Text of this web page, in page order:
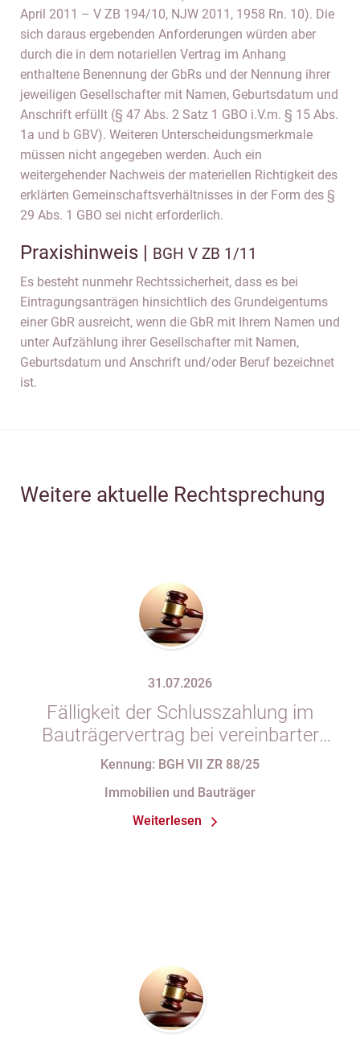
April 2011 – V ZB 194/10, NJW 2011, 1958 Rn. 10). Die
sich daraus ergebenden Anforderungen würden aber
durch die in dem notariellen Vertrag im Anhang
enthaltene Benennung der GbRs und der Nennung ihrer
jeweiligen Gesellschafter mit Namen, Geburtsdatum und
Anschrift erfüllt (§ 47 Abs. 2 Satz 1 GBO i.V.m. § 15 Abs.
1a und b GBV). Weiteren Unterscheidungsmerkmale
müssen nicht angegeben werden. Auch ein
weitergehender Nachweis der materiellen Richtigkeit des
erklärten Gemeinschaftsverhältnisses in der Form des §
29 Abs. 1 GBO sei nicht erforderlich.
Praxishinweis | BGH V ZB 1/11
Es besteht nunmehr Rechtssicherheit, dass es bei
Eintragungsanträgen hinsichtlich des Grundeigentums
einer GbR ausreicht, wenn die GbR mit Ihrem Namen und
unter Aufzählung ihrer Gesellschafter mit Namen,
Geburtsdatum und Anschrift und/oder Beruf bezeichnet
ist.
Weitere aktuelle Rechtsprechung
31.07.2026
Fälligkeit der Schlusszahlung im
Bauträgervertrag bei vereinbarter
Zahlung „nach vollständiger
Abnahmeprotokoll festgehaltener
Mängel am Sondereigentum
Kennung: BGH VII ZR 88/25
Immobilien und Bauträger
Weiterlesen